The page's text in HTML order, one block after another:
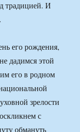
традицией. И
его рождения,
дадимся этой
его в родном
зрелости
с
обмануть